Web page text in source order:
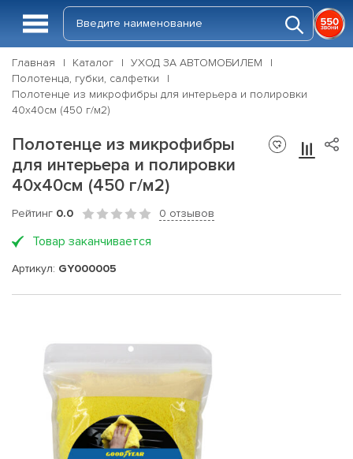
Главная Каталог
УХОД ЗА АВТОМОБИЛЕМ
Полотенца, губки, салфетки
Полотенце из микрофибры для интерьера и полировки
40x40см (450 г/м2)
Полотенце из микрофибры
для интерьера и полировки
40x40см (450 г/м2)
Рейтинг 0.0 0 отзывов
Товар заканчивается
Артикул: GY000005